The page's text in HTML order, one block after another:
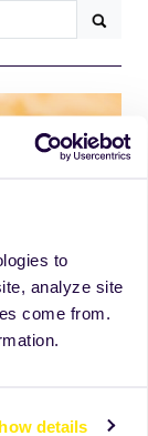
to
analyze site
come from.
details